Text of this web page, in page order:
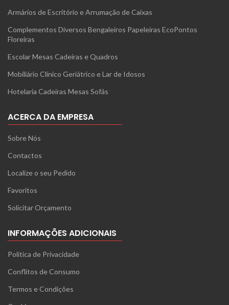
Armários de Escritório e Arrumação de Caixas
Complementos Diversos Bengaleiros Papeleiras EcoPontos
Floreiras
Escolar Mesas Cadeiras e Quadros
Mobiliário Clínico Geriátrico e Lar de Idosos
Hotelaria Cadeiras Mesas Sofás
ACERCA DA EMPRESA
Sobre Nós
Contactos
Localize o seu Pedido
Favoritos
Solicitar Orçamento
INFORMAÇÕES ADICIONAIS
Política de Privacidade
Conflitos de Consumo
Termos e Condições